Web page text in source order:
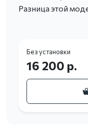
Разница этой
Без установки
16 200 р.